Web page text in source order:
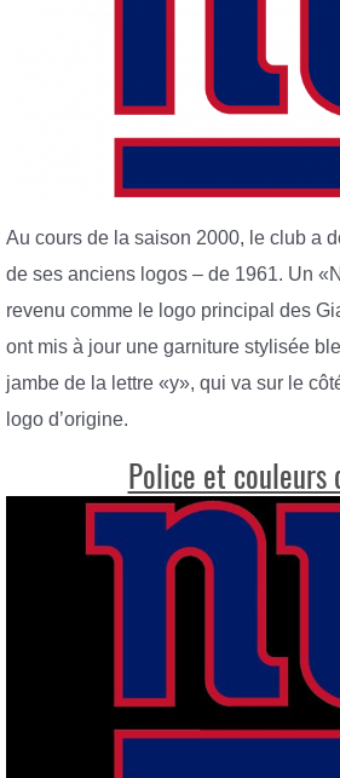
Au cours de la saison 2000, le club a
de ses anciens logos – de 1961. Un
revenu comme le logo principal des
ont mis à jour une garniture stylisée
jambe de la lettre «y», qui va sur le
logo d’origine.
Police et couleurs